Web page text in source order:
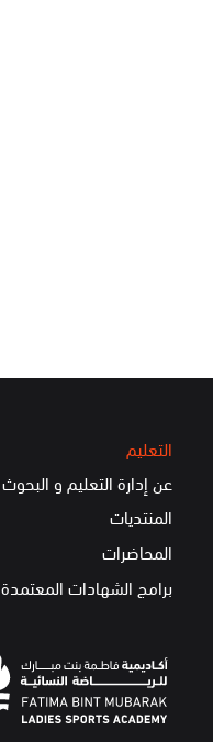
التعليم
عن إدارة التعليم و البحوث
المنتديات
المحاضرات
برامج الشهادات المعتمدة